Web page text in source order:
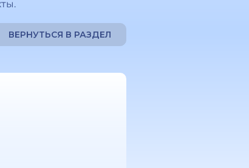
ВЕРНУТЬСЯ В РАЗДЕЛ